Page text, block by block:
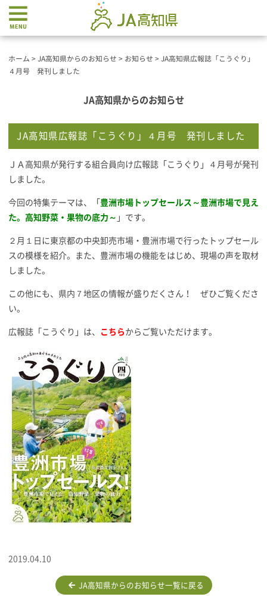
ホーム > JA高知県からのお知らせ > お知らせ >
JA高知県広報誌「こうぐり」
４月号 発刊しました
JA高知県からのお知らせ
JA高知県広報誌「こうぐり」４月号 発刊しました
ＪＡ高知県が発行する組合員向け広報誌「こうぐり」４月号が発刊
しました。
今回の特集テーマは、「 豊洲市場トップセールス～豊洲市場で見え
た。高知野菜・果物の底力～ 」です。
２月１日に東京都の中央卸売市場・豊洲市場で行ったトップセール
スの模様を紹介。また、豊洲市場の機能をはじめ、現場の声を取材
しました。
この他にも、県内７地区の情報が盛りだくさん！ ぜひご覧くださ
い。
広報誌「こうぐり」は、 こちらからご覧いただけます。
2019.04.10
JA高知県からのお知らせ一覧に戻る